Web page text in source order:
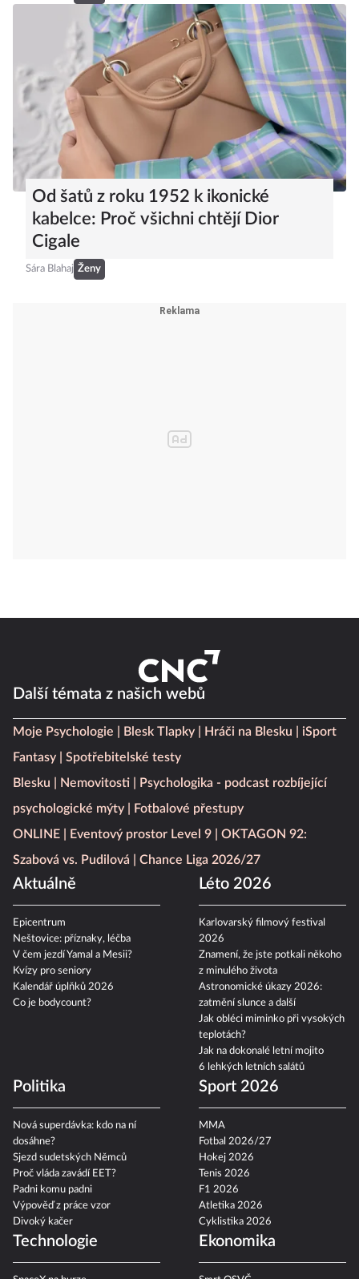
Od šatů z roku 1952 k ikonické
kabelce: Proč všichni chtějí Dior
Cigale
Sára Blahaj Ženy
Další témata z našich webů
Moje Psychologie Blesk Tlapky Hráči na Blesku
iSport
Fantasy
Spotřebitelské testy
Blesku
Nemovitosti
Psychologika - podcast rozbíjející
psychologické mýty
Fotbalové přestupy
ONLINE
Eventový prostor Level 9
OKTAGON 92:
Szabová vs. Pudilová
Chance Liga 2026/27
Aktuálně
Epicentrum
Neštovice: příznaky, léčba
V čem jezdí Yamal a Mesii?
Kvízy pro seniory
Kalendář úplňků 2026
Co je bodycount?
Léto 2026
Karlovarský filmový festival
2026
Znamení, že jste potkali někoho
z minulého života
Astronomické úkazy 2026:
zatmění slunce a další
Jak obléci miminko při vysokých
teplotách?
Jak na dokonalé letní mojito
6 lehkých letních salátů
Politika
Nová superdávka: kdo na ní
dosáhne?
Sjezd sudetských Němců
Proč vláda zavádí EET?
Padni komu padni
Výpověď z práce vzor
Divoký kačer
Sport 2026
MMA
Fotbal 2026/27
Hokej 2026
Tenis 2026
F1 2026
Atletika 2026
Cyklistika 2026
Technologie Ekonomika